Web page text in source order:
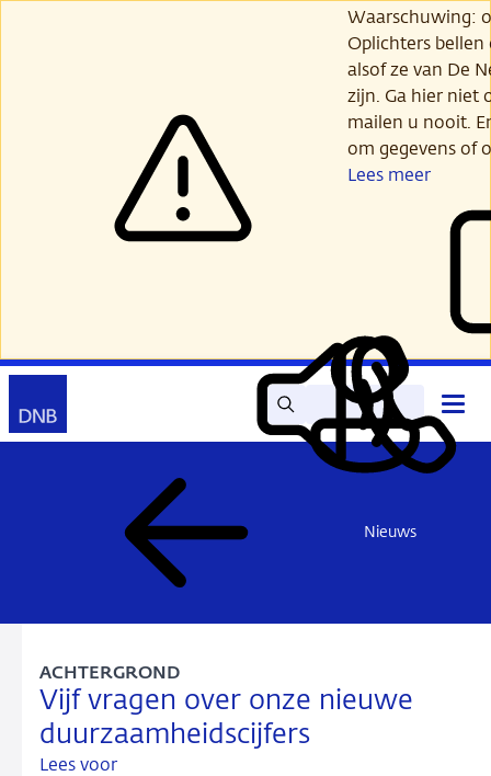
Waarschuwing:
Oplichters
alsof ze van De
zijn. Ga hier niet
mailen u nooit.
om gegevens of
Lees meer
Zoek Lees
voor
Mijn
DNB
Contact
Nieuws
Vijf vragen over onze nieuwe
duurzaamheidscijfers
ACHTERGROND
Lees voor